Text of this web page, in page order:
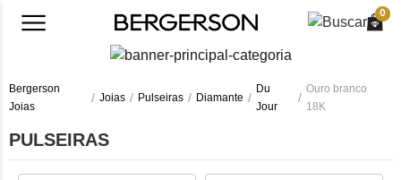
0
Bergerson
Joias
Joias Pulseiras Diamante
Du
Jour
Ouro branco
18K
PULSEIRAS